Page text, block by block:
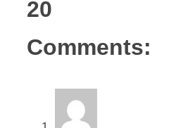
20
Comments: